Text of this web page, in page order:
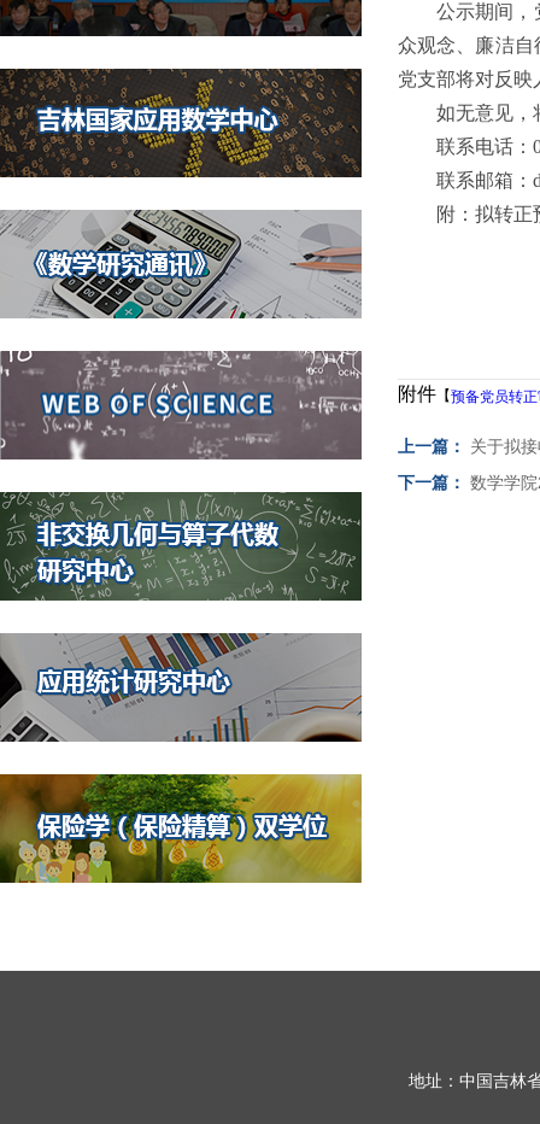
公示期间，
众观念、廉洁自
党支部将对反
如无意见，
联系电话：
联系邮箱：
附：拟转正
附件 【预备党员转
上一篇： 关于拟
下一篇： 数学学
地址：中国吉林